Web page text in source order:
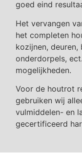
goed eind
Het vervangen
het completen
kozijnen, deuren,
onderdorpels,
mogelijkheden.
Voor de houtrot
gebruiken wij
vulmiddelen- en
gecertificeerd